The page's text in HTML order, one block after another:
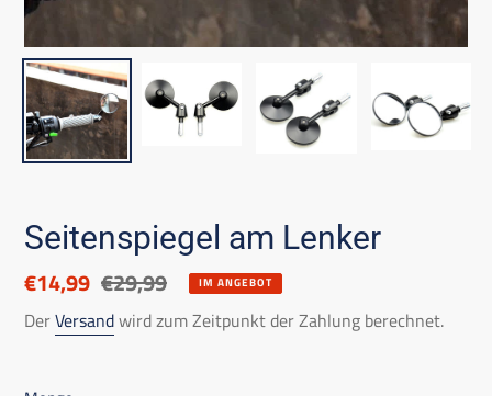
Seitenspiegel am Lenker
Ermäßigter
Preis
€14,99 Listenpreis
€29,99 IM ANGEBOT
DerVersandwird zum Zeitpunkt der Zahlung berechnet.